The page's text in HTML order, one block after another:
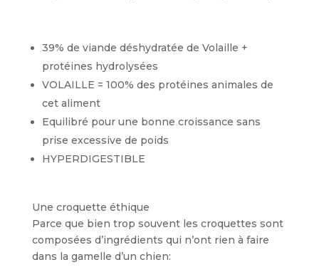
39% de viande déshydratée de Volaille +
protéines hydrolysées
VOLAILLE = 100% des protéines animales de
cet aliment
Equilibré pour une bonne croissance sans
prise excessive de poids
HYPERDIGESTIBLE
Une croquette éthique
Parce que bien trop souvent les croquettes sont
composées d’ingrédients qui n’ont rien à faire
dans la gamelle d’un chien: